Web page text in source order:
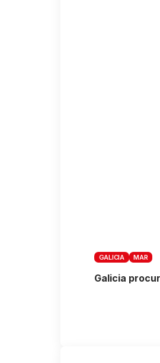
GALICIA MAR
Galicia